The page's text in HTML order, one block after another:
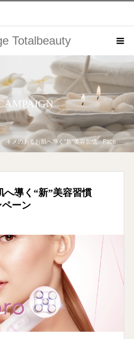
Totalbeauty
キメのあるお肌へ導く“新”美容習慣 Face proキャンペーン
へ導く“新”美容習慣
ーン